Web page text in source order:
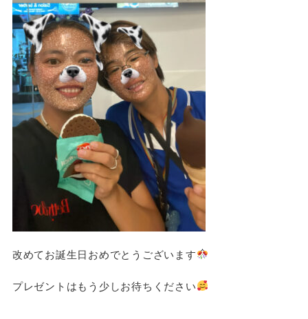
改めてお誕生日おめでとうございます
プレゼントはもう少しお待ちください